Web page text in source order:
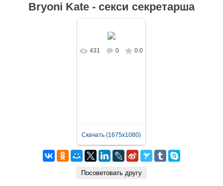
Bryoni Kate - секси секретарша
В реальном
431 0 0.0
Скачать (1675x1080)